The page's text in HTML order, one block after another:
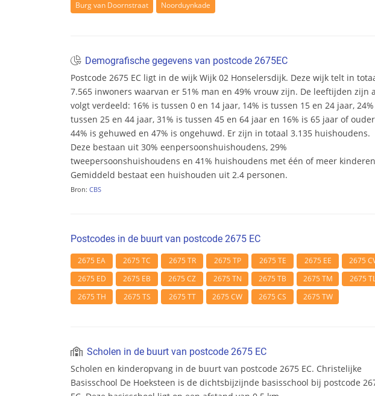
Burg van Doornstraat
Noorduynkade
Demografische gegevens van postcode 2675EC
Postcode 2675 EC ligt in de wijk Wijk 02 Honselersdijk. Deze wijk telt in
7.565 inwoners waarvan er 51% man en 49% vrouw zijn. De leeftijden zijn
volgt verdeeld: 16% is tussen 0 en 14 jaar, 14% is tussen 15 en 24 jaar,
tussen 25 en 44 jaar, 31% is tussen 45 en 64 jaar en 16% is 65 jaar of
44% is gehuwed en 47% is ongehuwd. Er zijn in totaal 3.135 huishoudens.
Deze bestaan uit 30% eenpersoonshuishoudens, 29%
tweepersoonshuishoudens en 41% huishoudens met één of meer
Gemiddeld bestaat een huishouden uit 2.4 personen.
Bron: CBS
Postcodes in de buurt van postcode 2675 EC
2675 EA 2675 TC 2675 TR 2675 TP 2675 TE 2675 EE
2675
2675 ED
2675 EB 2675 CZ 2675 TN 2675 TB 2675 TM
2675
2675 TH
2675 TS 2675 TT 2675 CW 2675 CS 2675 TW
Scholen in de buurt van postcode 2675 EC
Scholen en kinderopvang in de buurt van postcode 2675 EC. Christelijke
Basisschool De Hoeksteen is de dichtsbijzijnde basisschool bij postcode